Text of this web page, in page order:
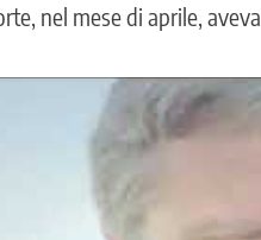
nel mese di aprile,